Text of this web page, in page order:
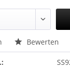
Bewerten